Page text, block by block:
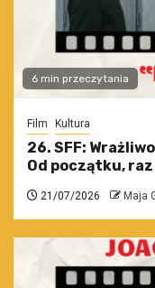
6 min przeczytania
Film Kultura
26. SFF:
Od początku,
21/07/2026 Maja